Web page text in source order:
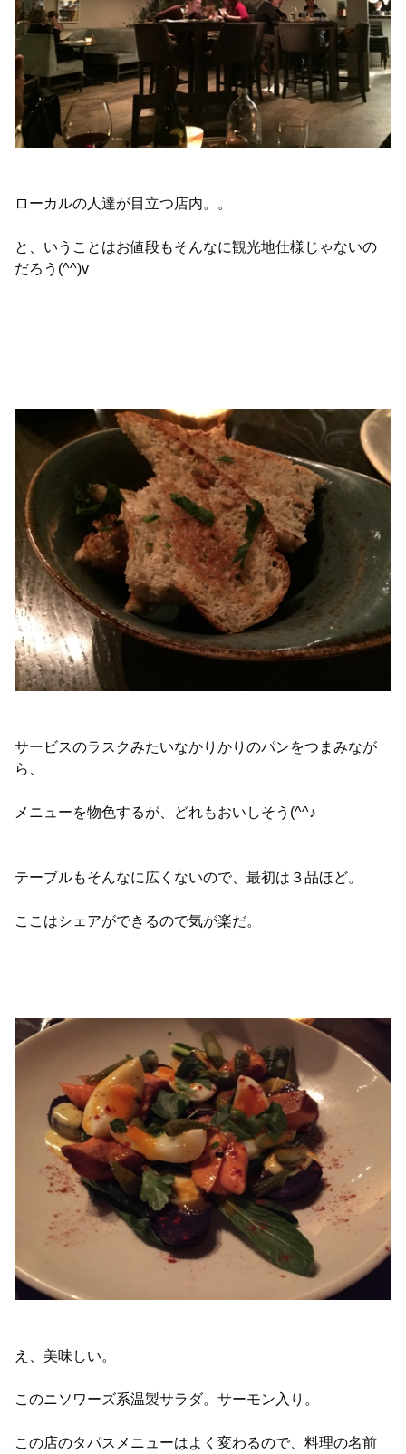
ローカルの人達が目立つ店内。。
と、いうことはお値段もそんなに観光地仕様じゃないの
だろう(^^)v
サービスのラスクみたいなかりかりのパンをつまみなが
ら、
メニューを物色するが、どれもおいしそう(^^♪
テーブルもそんなに広くないので、最初は３品ほど。
ここはシェアができるので気が楽だ。
え、美味しい。
このニソワーズ系温製サラダ。サーモン入り。
この店のタパスメニューはよく変わるので、料理の名前